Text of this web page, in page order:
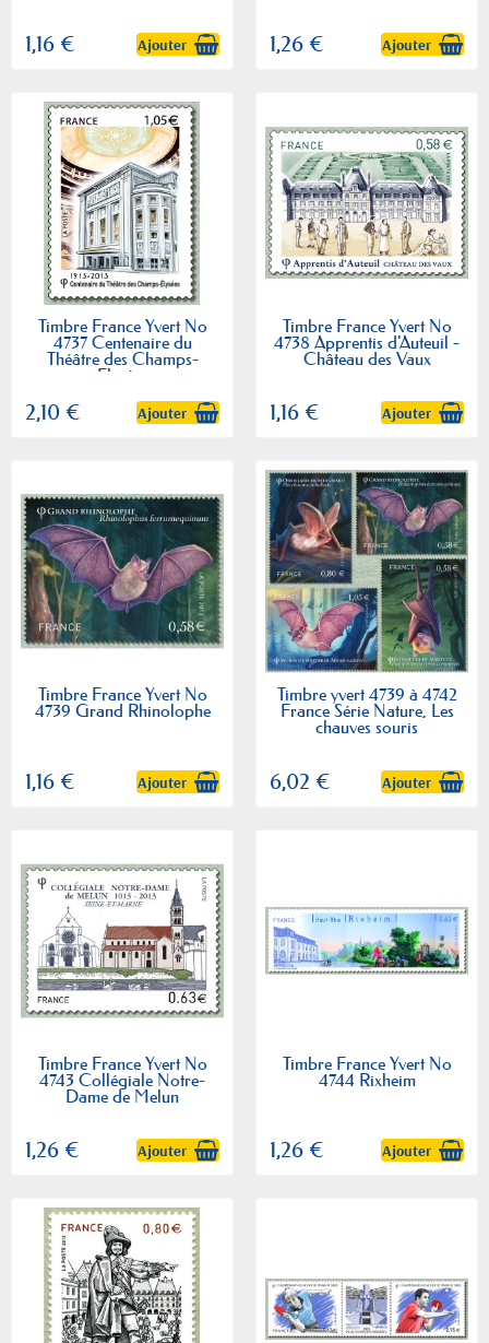
1,16 € Ajouter 1,26 € Ajouter
Timbre France Yvert No
4737 Centenaire du
Théâtre des Champs-
Elysées
2,10 € Ajouter
Timbre France Yvert No
4738 Apprentis d'Auteuil -
Château des Vaux
1,16 € Ajouter
Timbre France Yvert No
4739 Grand Rhinolophe
1,16 € Ajouter
Timbre yvert 4739 à 4742
France Série Nature, Les
chauves souris
6,02 € Ajouter
Timbre France Yvert No
4743 Collégiale Notre-
Dame de Melun
1,26 € Ajouter
Timbre France Yvert No
4744 Rixheim
1,26 € Ajouter